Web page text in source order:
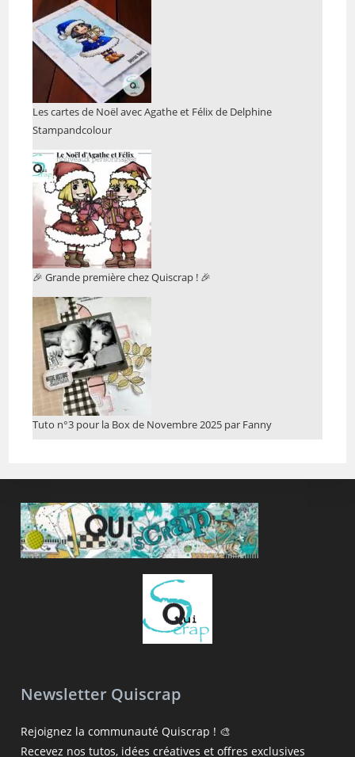
Les cartes de Noël avec Agathe et Félix de Delphine
Stampandcolour
🎉 Grande première chez Quiscrap ! 🎉
Tuto n°3 pour la Box de Novembre 2025 par Fanny
Newsletter Quiscrap
Rejoignez la communauté Quiscrap ! 🎨
Recevez nos tutos, idées créatives et offres exclusives